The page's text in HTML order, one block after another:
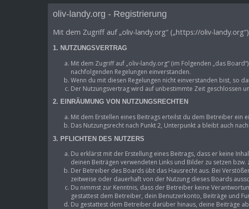
oliv-landy.org - Registrierung
Mit dem Zugriff auf „oliv-landy.org“ („https://oliv-
1. NUTZUNGSVERTRAG
Mit dem Zugriff auf „oliv-landy.org“ (im Folgenden „das
nachfolgenden Regelungen einverstanden.
Wenn du mit diesen Regelungen nicht einverstanden bist, so
Der Nutzungsvertrag wird auf unbestimmte Zeit geschlossen
2. EINRÄUMUNG VON NUTZUNGSRECHTEN
Mit dem Erstellen eines Beitrags erteilst du dem Betreiber ein
Das Nutzungsrecht nach Punkt 2, Unterpunkt a bleibt auch
3. PFLICHTEN DES NUTZERS
Du erklärst mit der Erstellung eines Beitrags, dass er keine
deinen Beiträgen verwendeten Links und Bilder zu setzen bzw.
Der Betreiber des Boards übt das Hausrecht aus. Bei
zeitweise oder dauerhaft von der Nutzung dieses Boards
Du nimmst zur Kenntnis, dass der Betreiber keine
gestattest dem Betreiber, dein Benutzerkonto, Beiträge und
Du gestattest dem Betreiber darüber hinaus, deine Beiträge